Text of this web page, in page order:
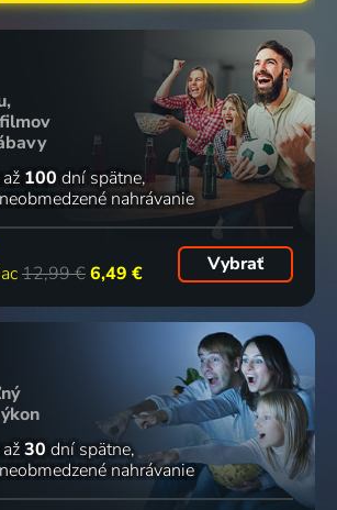
až 100 dní spätne
neobmedzené nahrávanie
12,99 €6,49 € Vybrať
až30 dní spätne
neobmedzené nahrávanie